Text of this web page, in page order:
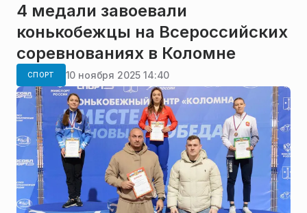
4 медали завоевали
конькобежцы на Всероссийских
соревнованиях в Коломне
СПОРТ 10 ноября 2025 14:40